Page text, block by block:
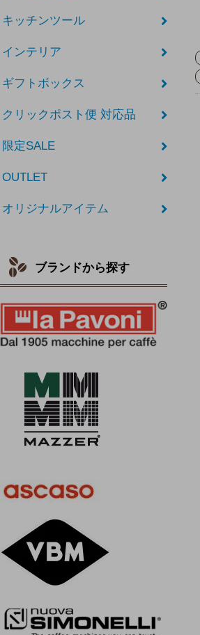
キッチンツール
インテリア
ギフトボックス
クリックポスト便 対応品
限定SALE
OUTLET
オリジナルアイテム
ブランドから探す